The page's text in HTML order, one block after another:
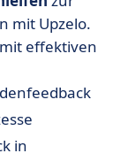
mit Upzelo.
effektiven
in